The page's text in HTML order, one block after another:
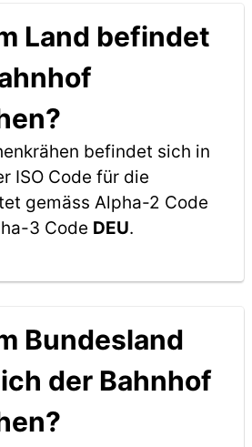
Land befindet
befindet sich in
ISO Code für die
gemäss Alpha-2 Code
3 Code DEU.
Bundesland
der Bahnhof